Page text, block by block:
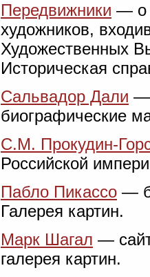
Передвижники — о
художников,
Художественных
Историческая
Сальвадор Дали —
биографические
С.М. Прокудин-
Российской
Пабло Пикассо —
Галерея картин.
Марк Шагал —
галерея картин.